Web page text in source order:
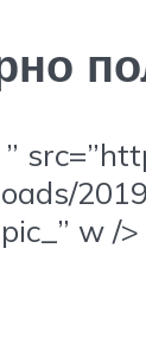
w />